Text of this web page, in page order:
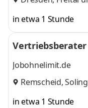
in etwa 1 Stunde
Jobohnelimit.de
Remscheid,
in etwa 1 Stunde